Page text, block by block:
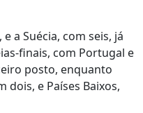
a Suécia, com seis, já
finais, com Portugal e
posto, enquanto
dois, e Países Baixos,